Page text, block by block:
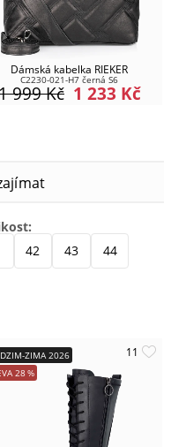
Dámská kabelka RIEKER
C2230-021-H7 černá S6
1 233 Kč
999Kč
42 43 44
ZIMA 2026
28%